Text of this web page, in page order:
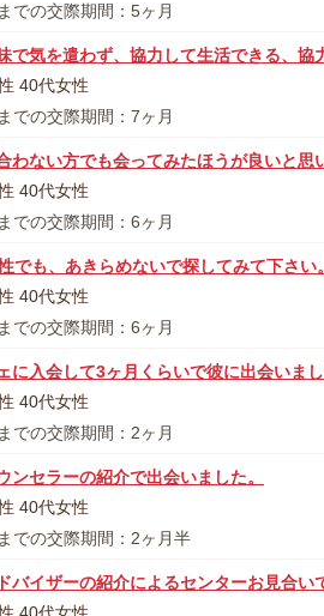
での交際期間：5ヶ月
で気を遣わず、協力して生活できる、協
40代女性
での交際期間：7ヶ月
わない方でも会ってみたほうが良いと
40代女性
での交際期間：6ヶ月
でも、あきらめないで探してみて下さい。
40代女性
での交際期間：6ヶ月
に入会して3ヶ月くらいで彼に出会いま
40代女性
での交際期間：2ヶ月
ンセラーの紹介で出会いました。
40代女性
での交際期間：2ヶ月半
バイザーの紹介によるセンターお見合い